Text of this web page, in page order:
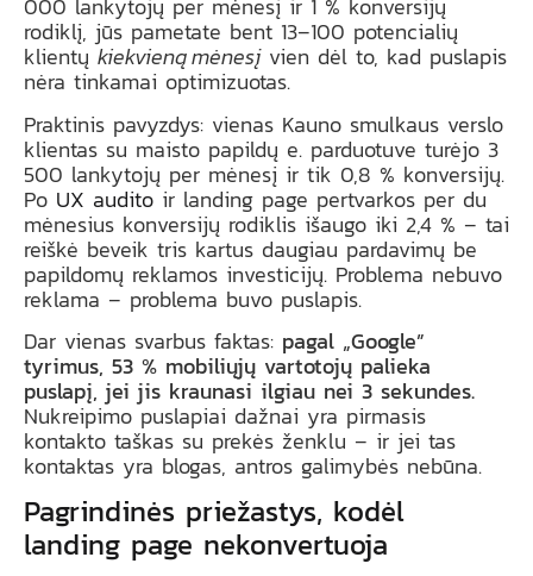
000 lankytojų per mėnesį ir 1 % konversijų
rodiklį, jūs pametate bent 13–100 potencialių
klientų kiekvieną mėnesįvien dėl to, kad puslapis
nėra tinkamai optimizuotas.
Praktinis pavyzdys: vienas Kauno smulkaus verslo
klientas su maisto papildų e. parduotuve turėjo 3
500 lankytojų per mėnesį ir tik 0,8 % konversijų.
Po UX audito ir landing page pertvarkos per du
mėnesius konversijų rodiklis išaugo iki 2,4 % – tai
reiškė beveik tris kartus daugiau pardavimų be
papildomų reklamos investicijų. Problema nebuvo
reklama – problema buvo puslapis.
Dar vienas svarbus faktas: pagal „Google”
tyrimus, 53 % mobiliųjų vartotojų palieka
puslapį, jei jis kraunasi ilgiau nei 3 sekundes.
Nukreipimo puslapiai dažnai yra pirmasis
kontakto taškas su prekės ženklu – ir jei tas
kontaktas yra blogas, antros galimybės nebūna.
Pagrindinės priežastys, kodėl
landing page nekonvertuoja